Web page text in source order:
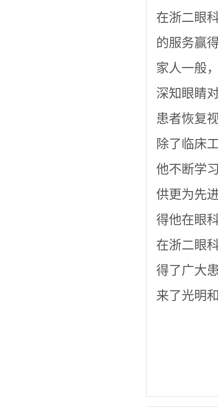
在浙二眼
的服务赢
家人一般
深知眼睛
患者恢复
除了临床
他不断学
供更为先
得他在眼
在浙二眼
得了广大
来了光明